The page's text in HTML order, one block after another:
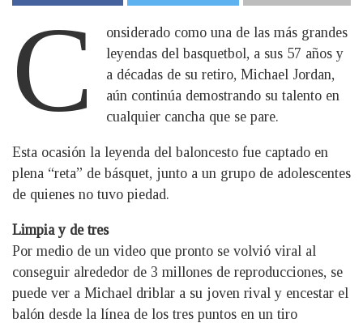
C
onsiderado como una de las más grandes
leyendas del basquetbol, a sus 57 años y
a décadas de su retiro, Michael Jordan,
aún continúa demostrando su talento en
cualquier cancha que se pare.
Esta ocasión la leyenda del baloncesto fue captado en
plena “reta” de básquet, junto a un grupo de adolescentes
de quienes no tuvo piedad.
Limpia y de tres
Por medio de un video que pronto se volvió viral al
conseguir alrededor de 3 millones de reproducciones, se
puede ver a Michael driblar a su joven rival y encestar el
balón desde la línea de los tres puntos en un tiro